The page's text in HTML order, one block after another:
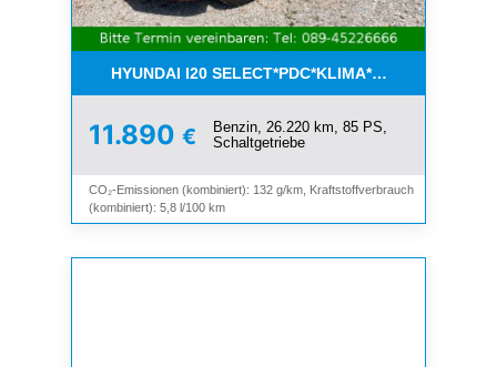
HYUNDAI I20 SELECT*PDC*KLIMA*ESP*8-
11.890 €
Benzin, 26.220 km, 85 PS,
Schaltgetriebe
CO₂-Emissionen (kombiniert): 132 g/km, Kraftstoffverbrauch
(kombiniert): 5,8 l/100 km